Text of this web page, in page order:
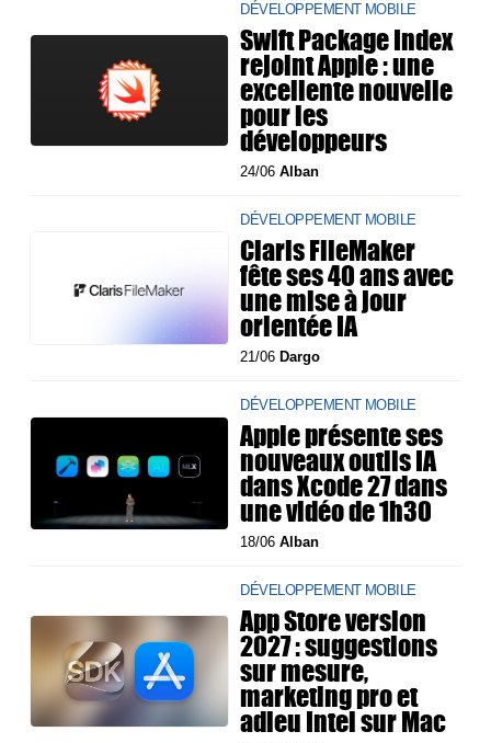
DÉVELOPPEMENT MOBILE
Swift Package Index
rejoint Apple : une
excellente nouvelle
pour les
développeurs
24/06Alban
DÉVELOPPEMENT MOBILE
Claris FileMaker
fête ses 40 ans avec
une mise à jour
orientée IA
21/06 Dargo
DÉVELOPPEMENT MOBILE
Apple présente ses
nouveaux outils IA
dans Xcode 27 dans
une vidéo de 1h30
18/06Alban
DÉVELOPPEMENT MOBILE
App Store version
2027 : suggestions
sur mesure,
marketing pro et
adieu Intel sur Mac